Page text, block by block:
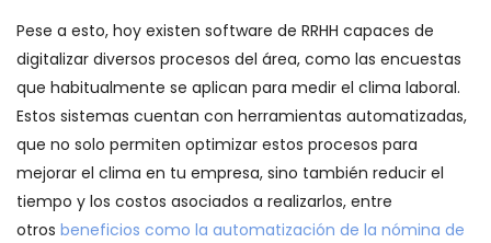
Pese a esto, hoy existen software de RRHH capaces de
digitalizar diversos procesos del área, como las encuestas
que habitualmente se aplican para medir el clima laboral.
Estos sistemas cuentan con herramientas automatizadas,
que no solo permiten optimizar estos procesos para
mejorar el clima en tu empresa, sino también reducir el
tiempo y los costos asociados a realizarlos, entre
otros beneficios como la automatización de la nómina de